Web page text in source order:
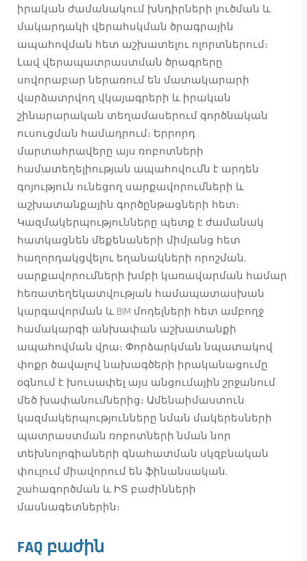
իրական ժամանակում խնդիրների լուծման և
մակարդակի վերահսկման ծրագրային
ապահովման հետ աշխատելու ոլորտներում։
Լավ վերապատրաստման ծրագրերը
սովորաբար ներառում են մատակարարի
վարձատրվող վկայագրերի և իրական
շինարարական տեղամասերում գործնական
ուսուցման համադրում։ Երրորդ
մարտահրավերը այս ռոբոտների
համատեղելիության ապահովումն է արդեն
գոյություն ունեցող սարքավորումների և
աշխատանքային գործընթացների հետ։
Կազմակերպությունները պետք է ժամանակ
հատկացնեն մեքենաների միմյանց հետ
հաղորդակցվելու եղանակների որոշման,
սարքավորումների խմբի կառավարման համար
հեռատեղեկատվության համապատասխան
կարգավորման և BIM մոդելների հետ ամբողջ
համակարգի անխափան աշխատանքի
ապահովման վրա։ Փորձարկման նպատակով
փոքր ծավալով նախագծերի իրականացումը
օգնում է խուսափել այս անցումային շրջանում
մեծ խափանումներից։ Ամենաիմաստուն
կազմակերպությունները նման մակերեսների
պատրաստման ռոբոտների նման նոր
տեխնոլոգիաների գնահատման սկզբնական
փուլում միավորում են ֆինանսական,
շահագործման և ԻՏ բաժինների
մասնագետներին։
FAQ բաժին